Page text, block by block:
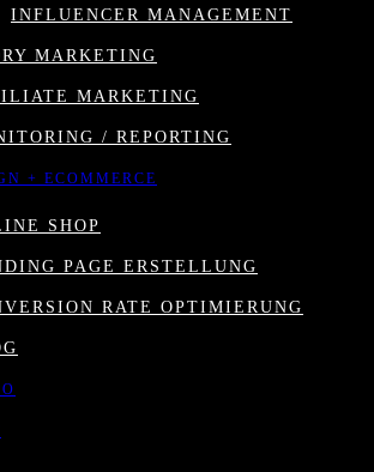
INFLUENCER MANAGEMENT
MARKETING
MARKETING
/ REPORTING
+ ECOMMERCE
SHOP
PAGE ERSTELLUNG
RATE OPTIMIERUNG